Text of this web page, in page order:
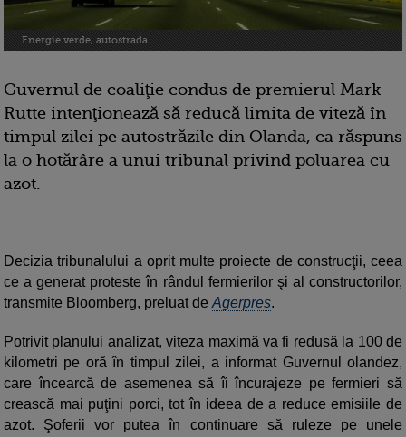
Energie verde, autostrada
Guvernul de coaliţie condus de premierul Mark
Rutte intenţionează să reducă limita de viteză în
timpul zilei pe autostrăzile din Olanda, ca răspuns
la o hotărâre a unui tribunal privind poluarea cu
azot.
Decizia tribunalului a oprit multe proiecte de construcţii, ceea
ce a generat proteste în rândul fermierilor şi al constructorilor,
transmite Bloomberg, preluat de Agerpres.
Potrivit planului analizat, viteza maximă va fi redusă la 100 de
kilometri pe oră în timpul zilei, a informat Guvernul olandez,
care încearcă de asemenea să îi încurajeze pe fermieri să
crească mai puţini porci, tot în ideea de a reduce emisiile de
azot. Şoferii vor putea în continuare să ruleze pe unele